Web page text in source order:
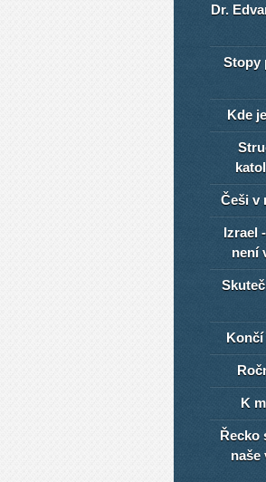
Dr.
Stopy
Kde
Češi v
Izrael
není
K
Řecko
naše